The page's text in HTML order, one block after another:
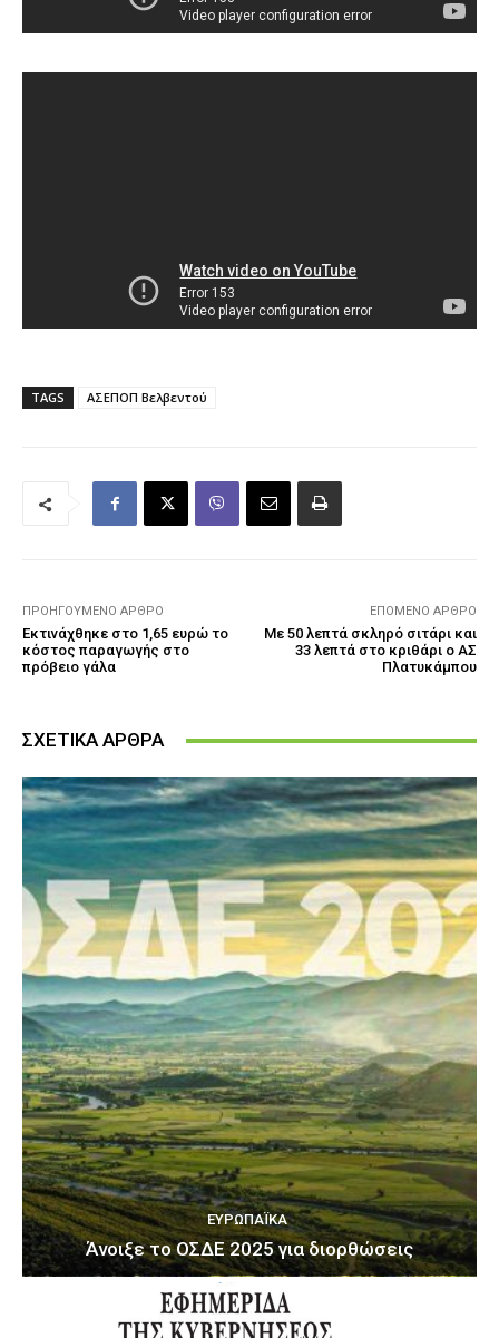
TAGS ΑΣΕΠΟΠ Βελβεντού
ΠΡΟΗΓΟΎΜΕΝΟ ΆΡΘΡΟ
Εκτινάχθηκε στο 1,65 ευρώ το
κόστος παραγωγής στο
πρόβειο γάλα
ΕΠΌΜΕΝΟ ΆΡΘΡΟ
Με 50 λεπτά σκληρό σιτάρι και
33 λεπτά στο κριθάρι ο ΑΣ
Πλατυκάμπου
ΣΧΕΤΙΚΑ ΑΡΘΡΑ
ΕΥΡΩΠΑΪΚΆ
Άνοιξε το ΟΣΔΕ 2025 για διορθώσεις